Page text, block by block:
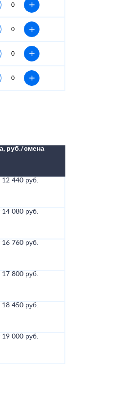
руб./смена
12 440 руб.
14 080 руб.
16 760 руб.
17 800 руб.
18 450 руб.
19 000 руб.